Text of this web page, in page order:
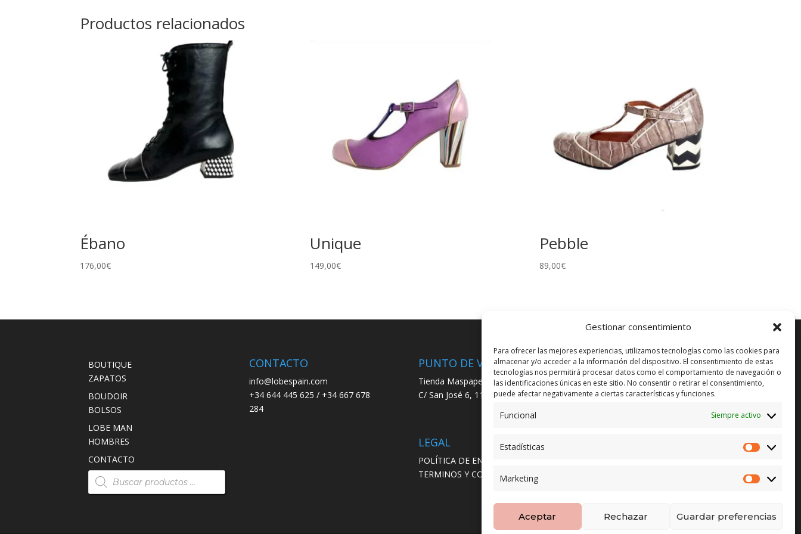
Gestionar consentimiento
Para ofrecer las mejores experiencias, utilizamos tecnologías como las cookies para
almacenar y/o acceder a la información del dispositivo. El consentimiento de estas
tecnologías nos permitirá procesar datos como el comportamiento de navegación o
las identificaciones únicas en este sitio. No consentir o retirar el consentimiento,
puede afectar negativamente a ciertas características y funciones.
Funcional Siempre activo
Estadísticas
Marketing
Marketing
Aceptar Rechazar Guardar preferencias
Productos relacionados
Ébano
176,00€
Unique
149,00€
Pebble
89,00€
BOUTIQUE
ZAPATOS
BOUDOIR
BOLSOS
LOBE MAN
HOMBRES
CONTACTO
Búsqueda
de
productos
CONTACTO
info@lobespain.com
+34 644 445 625 / +34 667 678
284
PUNTO DE VENTA
Tienda Maspapeles (Lobe Spain)
C/ San José 6, 11004 Cádiz
LEGAL
POLÍTICA DE ENVÍO
TERMINOS Y CONDICIONES
ENVÍO GRATUITO*